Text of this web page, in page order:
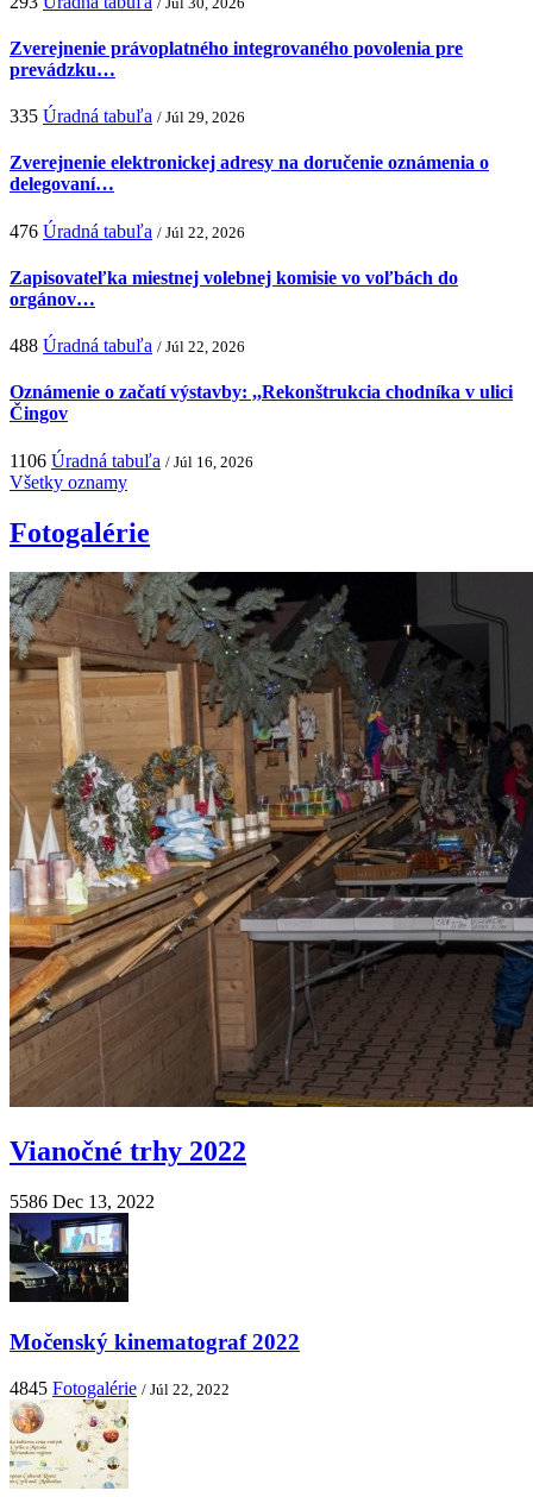
Zverejnenie právoplatného integrovaného povolenia pre
prevádzku…
335 Úradná tabuľa / Júl 29, 2026
Zverejnenie elektronickej adresy na doručenie oznámenia o
delegovaní…
476 Úradná tabuľa / Júl 22, 2026
Zapisovateľka miestnej volebnej komisie vo voľbách do
orgánov…
488 Úradná tabuľa / Júl 22, 2026
Oznámenie o začatí výstavby: ,,Rekonštrukcia chodníka v ulici
Čingov
1106 Úradná tabuľa / Júl 16, 2026
Všetky oznamy
Fotogalérie
Vianočné trhy 2022
5586 Dec 13, 2022
Močenský kinematograf 2022
4845 Fotogalérie / Júl 22, 2022